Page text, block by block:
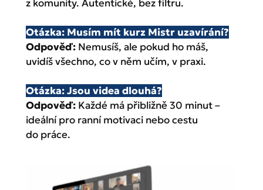
z komunity. Autentické, bez filtru.
Otázka: Musím mít kurz Mistr uzavírání?
Odpověď:Nemusíš, ale pokud ho máš,
uvidíš všechno, co v něm učím, v praxi.
Otázka: Jsou videa dlouhá?
Odpověď:Každé má přibližně 30 minut –
ideální pro ranní motivaci nebo cestu
do práce.